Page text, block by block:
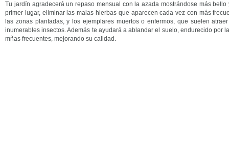
Tu jardín agradecerá un repaso mensual con la azada mostrándose más
primer lugar, eliminar las malas hierbas que aparecen cada vez con más
las zonas plantadas, y los ejemplares muertos o enfermos, que suelen
inumerables insectos. Además te ayudará a ablandar el suelo, endurecido por
mñas frecuentes, mejorando su calidad.